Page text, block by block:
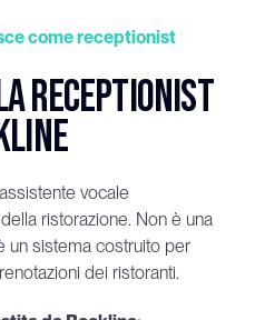
come receptionist
receptionist
vocale
ristorazione. Non è una
un sistema costruito per
dei ristoranti.